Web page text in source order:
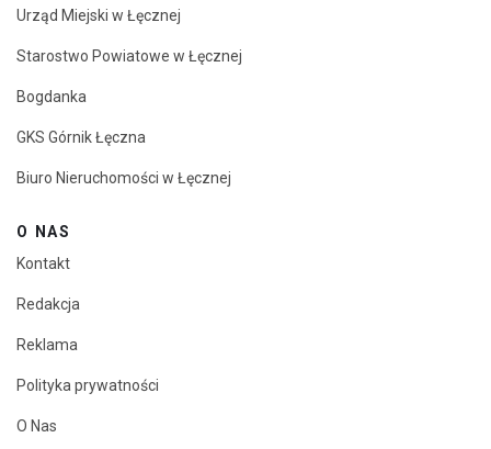
Urząd Miejski w Łęcznej
Starostwo Powiatowe w Łęcznej
Bogdanka
GKS Górnik Łęczna
Biuro Nieruchomości w Łęcznej
O NAS
Kontakt
Redakcja
Reklama
Polityka prywatności
O Nas